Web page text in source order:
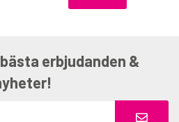
erbjudanden &